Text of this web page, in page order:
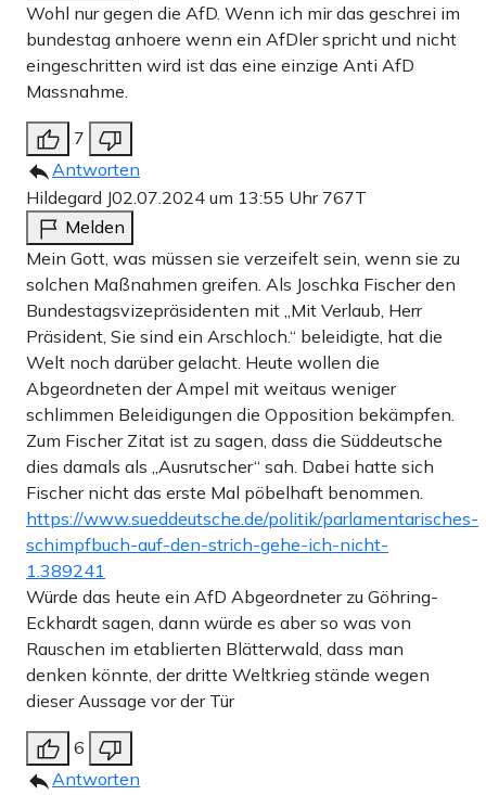
Wohl nur gegen die AfD. Wenn ich mir das geschrei im
bundestag anhoere wenn ein AfDler spricht und nicht
eingeschritten wird ist das eine einzige Anti AfD
Massnahme.
7
Antworten
Hildegard J02.07.2024 um 13:55 Uhr 767T
Melden
Mein Gott, was müssen sie verzeifelt sein, wenn sie zu
solchen Maßnahmen greifen. Als Joschka Fischer den
Bundestagsvizepräsidenten mit „Mit Verlaub, Herr
Präsident, Sie sind ein Arschloch.“ beleidigte, hat die
Welt noch darüber gelacht. Heute wollen die
Abgeordneten der Ampel mit weitaus weniger
schlimmen Beleidigungen die Opposition bekämpfen.
Zum Fischer Zitat ist zu sagen, dass die Süddeutsche
dies damals als „Ausrutscher“ sah. Dabei hatte sich
Fischer nicht das erste Mal pöbelhaft benommen.
https://www.sueddeutsche.de/politik/parlamentarisches-
schimpfbuch-auf-den-strich-gehe-ich-nicht-
1.389241
Würde das heute ein AfD Abgeordneter zu Göhring-
Eckhardt sagen, dann würde es aber so was von
Rauschen im etablierten Blätterwald, dass man
denken könnte, der dritte Weltkrieg stände wegen
dieser Aussage vor der Tür
6
Antworten